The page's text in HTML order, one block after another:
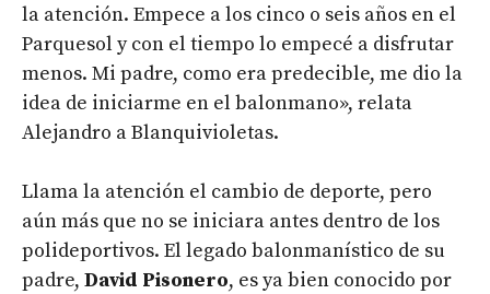
la atención. Empece a los cinco o seis años en el
Parquesol y con el tiempo lo empecé a disfrutar
menos. Mi padre, como era predecible, me dio la
idea de iniciarme en el balonmano», relata
Alejandro a Blanquivioletas.
Llama la atención el cambio de deporte, pero
aún más que no se iniciara antes dentro de los
polideportivos. El legado balonmanístico de su
padre, David Pisonero, es ya bien conocido por